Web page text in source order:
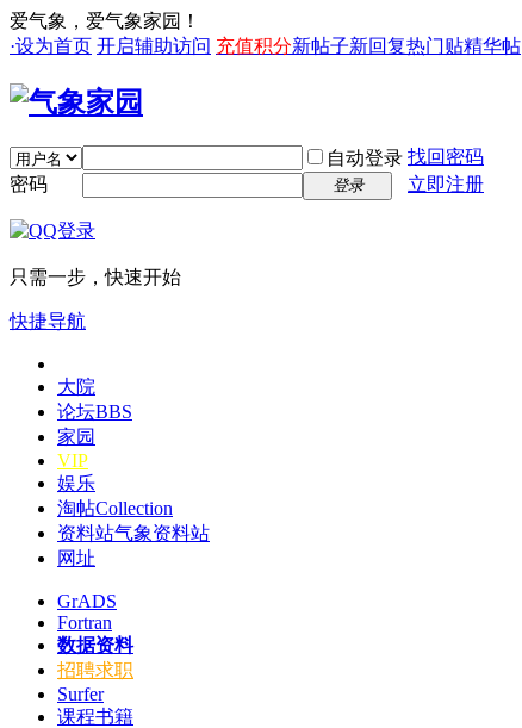
爱气象，爱气象家园！
·设为首页 开启辅助访问 充值积分新帖子新回复热门贴精华帖
自动登录 找回密码
密码
登录 立即注册
只需一步，快速开始
快捷导航
大院
论坛BBS
家园
VIP
娱乐
淘帖Collection
资料站气象资料站
网址
GrADS
Fortran
数据资料
招聘求职
Surfer
课程书籍